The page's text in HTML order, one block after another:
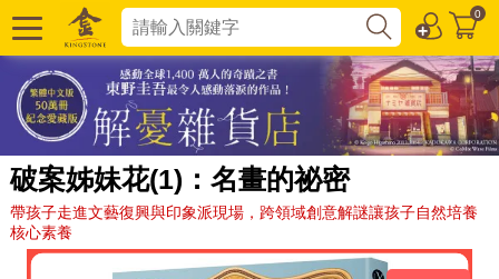
0
破案姊妹花(1)：名畫的祕密
帶孩子走進文藝復興與印象派現場，跨領域創意解謎讓孩子自然培養
核心素養